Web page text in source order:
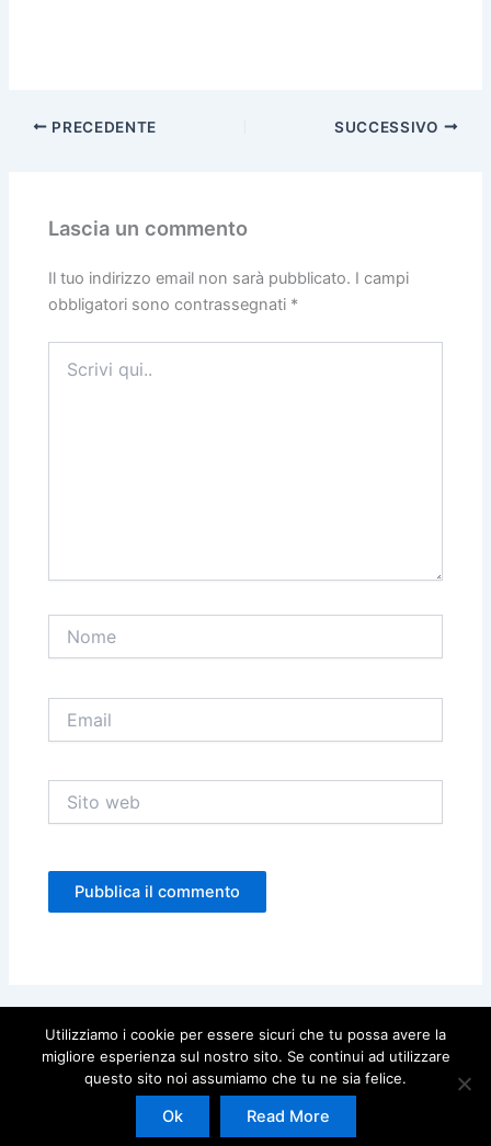
PRECEDENTE SUCCESSIVO
Lascia un commento
Il tuo indirizzo email non sarà pubblicato. I campi
obbligatori sono contrassegnati *
qui..
web
Copyright © 2026 | Powered byTema WordPress Astra
Utilizziamo i cookie per essere sicuri che tu possa avere la
migliore esperienza sul nostro sito. Se continui ad utilizzare
questo sito noi assumiamo che tu ne sia felice.
Ok Read More